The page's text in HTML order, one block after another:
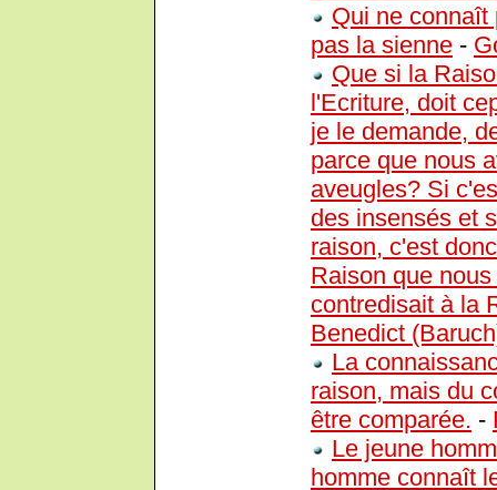
Qui ne connaît
pas la sienne -
Que si la
l'Ecriture, doit
je le demande,
parce que nous
aveugles? Si
des insensés et
raison, c'est
Raison que
contredisait à la
Benedict
La
raison, mais du
être comparée. -
Le jeune
homme connaît